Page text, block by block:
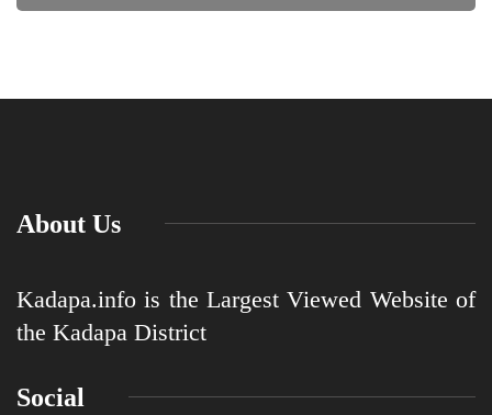
About Us
Kadapa.info is the Largest Viewed Website of
the Kadapa District
Social